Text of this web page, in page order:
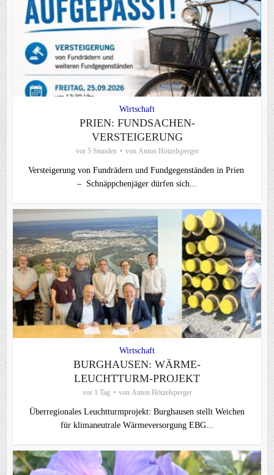
Wirtschaft
PRIEN: FUNDSACHEN-
VERSTEIGERUNG
vor 5 Stunden von Anton Hötzelsperger
Versteigerung von Fundrädern und Fundgegenständen in Prien
– Schnäppchenjäger dürfen sich...
Wirtschaft
BURGHAUSEN: WÄRME-
LEUCHTTURM-PROJEKT
vor 1 Tag von Anton Hötzelsperger
Überregionales Leuchtturmprojekt: Burghausen stellt Weichen
für klimaneutrale Wärmeversorgung EBG...